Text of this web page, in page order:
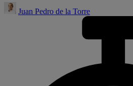
Juan Pedro de la Torre